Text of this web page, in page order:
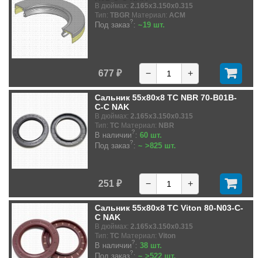
В дюймах: 2.165x3.150x0.315
Тип: TBGR Материал: ACM
Под заказ?: ~19 шт.
677 ₽ − +
Сальник 55x80x8 TC NBR 70-B01B-
C-C NAK
В дюймах: 2.165x3.150x0.315
Тип: TC Материал: NBR
В наличии?: 60 шт.
Под заказ?: ~ >825 шт.
251 ₽ − +
Сальник 55x80x8 TC Viton 80-N03-C-
C NAK
В дюймах: 2.165x3.150x0.315
Тип: TC Материал: Viton
В наличии?: 38 шт.
Под заказ?: ~ >522 шт.